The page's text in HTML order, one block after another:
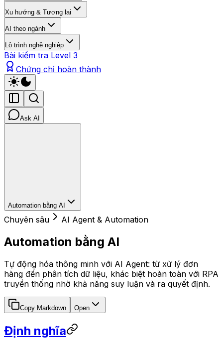
Xu hướng & Tương lai
AI theo ngành
Lộ trình nghề nghiệp
Bài kiểm tra Level 3
Chứng chỉ hoàn thành
Ask AI
Automation bằng AI
Chuyên sâu AI Agent & Automation
Automation bằng AI
Tự động hóa thông minh với AI Agent: từ xử lý đơn
hàng đến phân tích dữ liệu, khác biệt hoàn toàn với RPA
truyền thống nhờ khả năng suy luận và ra quyết định.
Copy Markdown Open
Định nghĩa